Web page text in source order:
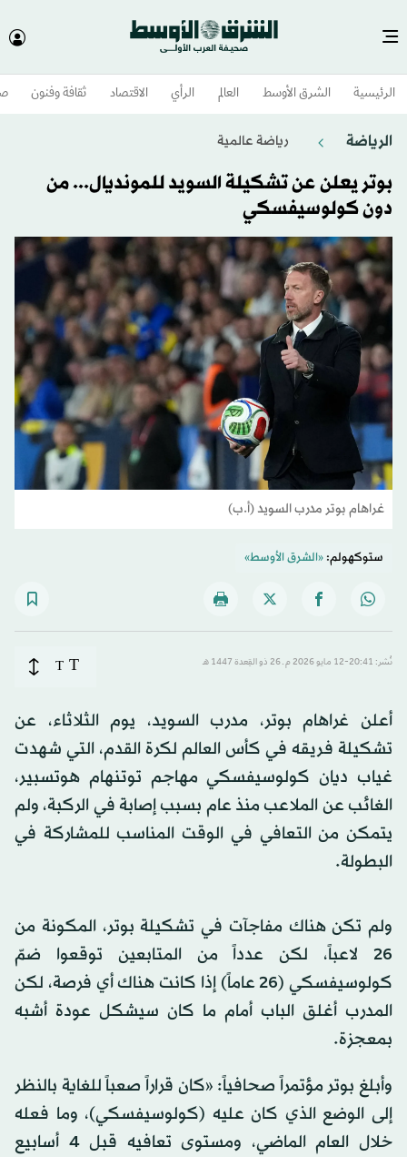
الرئيسية الشرق الأوسط​ العالم الرأي الاقتصاد ثقافة وفنون
الرياضة رياضة عالمية
بوتر يعلن عن تشكيلة السويد للمونديال... من
دون كولوسيفسكي
غراهام بوتر مدرب السويد (أ.ب)
ستوكهولم:«الشرق الأوسط»
نُشر: 20:41-12 مايو 2026 م ـ 26 ذو القِعدة 1447 هـ T
T
أعلن غراهام بوتر، مدرب السويد، يوم الثلاثاء، عن
تشكيلة فريقه في كأس العالم لكرة القدم، التي شهدت
غياب ديان كولوسيفسكي مهاجم توتنهام هوتسبير،
الغائب عن الملاعب منذ عام بسبب إصابة في الركبة، ولم
يتمكن من التعافي في الوقت المناسب للمشاركة في
البطولة.
ولم تكن هناك مفاجآت في تشكيلة بوتر، المكونة من
26 لاعباً، لكن عدداً من المتابعين توقعوا ضمّ
كولوسيفسكي (26 عاماً) إذا كانت هناك أي فرصة، لكن
المدرب أغلق الباب أمام ما كان سيشكل عودة أشبه
بمعجزة.
وأبلغ بوتر مؤتمراً صحافياً: «كان قراراً صعباً للغاية بالنظر
إلى الوضع الذي كان عليه (كولوسيفسكي)، وما فعله
خلال العام الماضي، ومستوى تعافيه قبل 4 أسابيع